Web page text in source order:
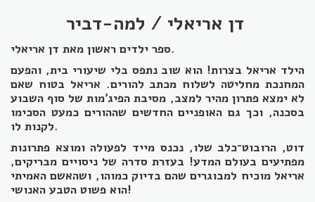
דן אריאלי / למה-דביר
ספר ילדים ראשון מאת דן אריאלי.
הילד אריאל בצרות! הוא שוב נתפס בלי שיעורי בית, והפעם
המחנכת מחליטה לשלוח מכתב להורים. אריאל בטוח שאם
לא ימצא פתרון מהיר למצב, מסיבת הפיג'מות של סוף השבוע
בסכנה, וכך גם האופניים החדשים שההורים כמעט הסכימו
לקנות לו.
דוט, הרובוט־כלב שלו, נכנס מייד לפעולה ומוצא פתרונות
מפתיעים בעולם המדע! בעזרת סדרה של ניסויים מבריקים,
אריאל מוכיח למבוגרים שהם בדיוק כמוהו, ושהאשם האמיתי
הוא פשוט הטבע האנושי!